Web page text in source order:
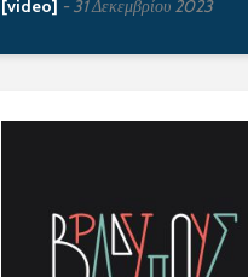
[video]
31 Δεκεμβρίου 2023